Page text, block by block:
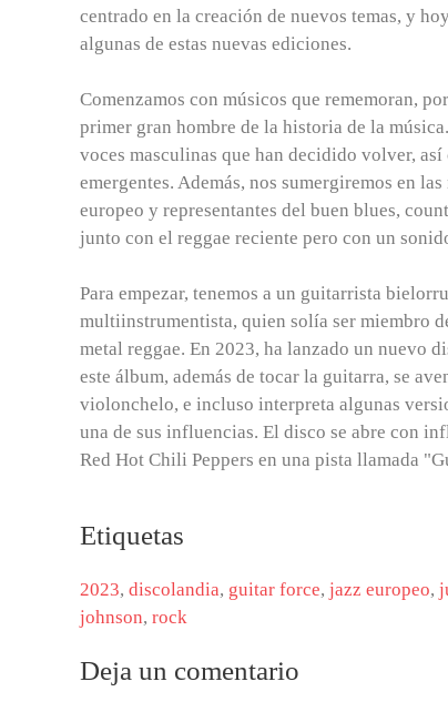
centrado en la creación de nuevos temas, y
algunas de estas nuevas ediciones.
Comenzamos con músicos que rememoran,
primer gran hombre de la historia de la
voces masculinas que han decidido volver,
emergentes. Además, nos sumergiremos en
europeo y representantes del buen blues,
junto con el reggae reciente pero con un
Para empezar, tenemos a un guitarrista
multiinstrumentista, quien solía ser miembro
metal reggae. En 2023, ha lanzado un nuevo
este álbum, además de tocar la guitarra, se
violonchelo, e incluso interpreta algunas
una de sus influencias. El disco se abre con
Red Hot Chili Peppers en una pista llamada
Etiquetas
2023, discolandia, guitar force, jazz europeo,
johnson, rock
Deja un comentario